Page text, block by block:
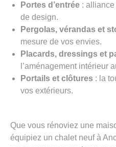
Portes d’entrée :
de design.
Pergolas, vérandas et
mesure de vos envies.
Placards, dressings et
l’aménagement intérieur
Portails et clôtures : la
vos extérieurs.
Que vous rénoviez une
équipiez un chalet neuf à